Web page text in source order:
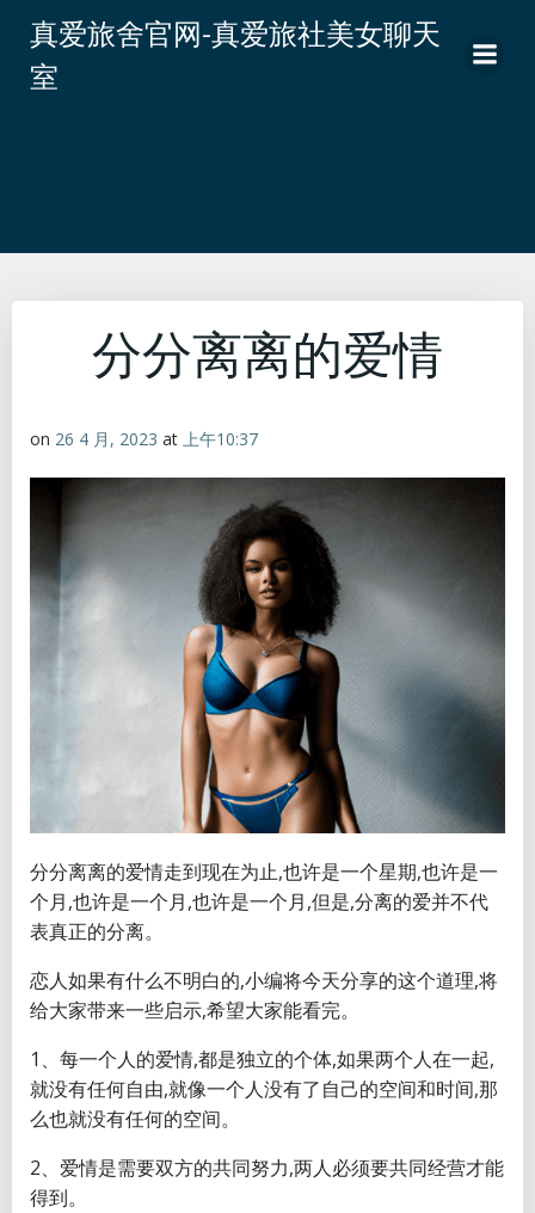
转
真爱旅舍官网-真爱旅社美女聊天
室
分分离离的爱情
on 26 4 月, 2023 at 上午10:37
分分离离的爱情走到现在为止,也许是一个星期,也许是一
个月,也许是一个月,也许是一个月,但是,分离的爱并不代
表真正的分离。
恋人如果有什么不明白的,小编将今天分享的这个道理,将
给大家带来一些启示,希望大家能看完。
1、每一个人的爱情,都是独立的个体,如果两个人在一起,
就没有任何自由,就像一个人没有了自己的空间和时间,那
么也就没有任何的空间。
2、爱情是需要双方的共同努力,两人必须要共同经营才能
得到。